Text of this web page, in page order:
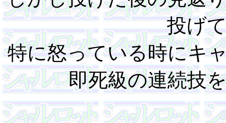
投げ
特に怒っている時にキ
即死級の連続技